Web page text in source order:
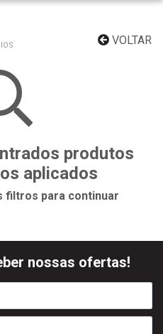
VOLTAR
produtos
aplicados
filtros para continuar
nossas ofertas!